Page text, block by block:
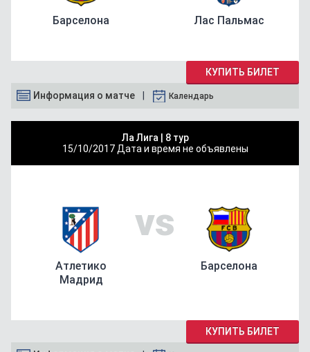
Барселона Лас Пальмас
КУПИТЬ БИЛЕТ
Информация о матче Календарь
Ла Лига | 8 тур
15/10/2017 Дата и время не объявлены
Атлетико
Мадрид
vs
Барселона
КУПИТЬ БИЛЕТ